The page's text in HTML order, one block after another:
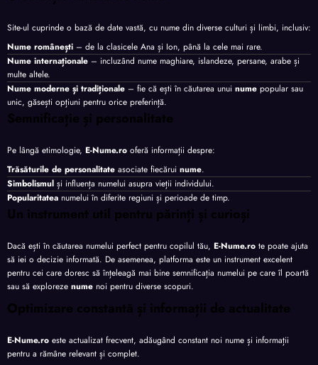
Site-ul cuprinde o bază de date vastă, cu nume din diverse culturi și limbi, inclusiv:
Nume românești – de la clasicele Ana și Ion, până la cele mai rare.
Nume internaționale – incluzând nume maghiare, islandeze, persane, arabe și
multe altele.
Nume moderne și tradiționale – fie că ești în căutarea unui nume popular sau
unic, găsești opțiuni pentru orice preferință.
Semnificație și personalitate
Pe lângă etimologie, E-Nume.ro oferă informații despre:
Trăsăturile de personalitate asociate fiecărui nume.
Simbolismul și influența numelui asupra vieții individului.
Popularitatea numelui în diferite regiuni și perioade de timp.
Un instrument util pentru părinți și curioși
Dacă ești în căutarea numelui perfect pentru copilul tău, E-Nume.ro te poate ajuta
să iei o decizie informată. De asemenea, platforma este un instrument excelent
pentru cei care doresc să înțeleagă mai bine semnificația numelui pe care îl poartă
sau să exploreze nume noi pentru diverse scopuri.
Optimizare constantă și informații de actualitate
E-Nume.ro este actualizat frecvent, adăugând constant noi nume și informații
pentru a rămâne relevant și complet.